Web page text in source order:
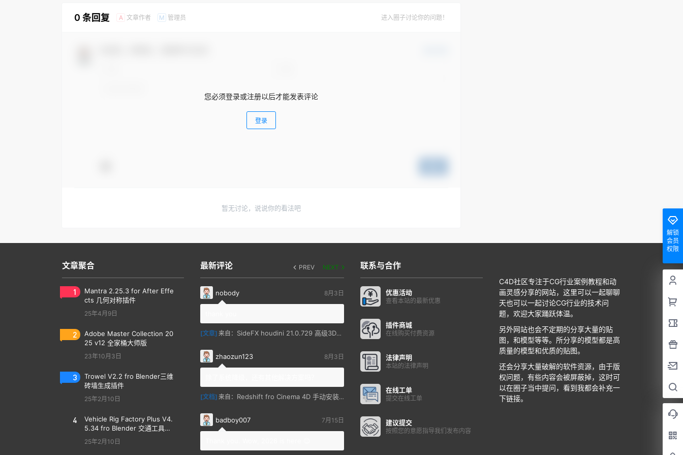
0 条回复 A 文章作者 M 管理员 进入圈子讨论你的问题！
您必须登录或注册以后才能发表评论
登录
暂无讨论，说说你的看法吧
解锁
会员
权限
文章聚合
1
Mantra 2.25.3 for After Effe
cts 几何对称插件
25年4月9日
2
Adobe Master Collection 20
25 v12 全家桶大师版
23年10月3日
3
Trowel V2.2 fro Blender三维
砖墙生成插件
25年2月10日
4
Vehicle Rig Factory Plus V4.
5.34 fro Blender 交通工具汽
车绑定插件
25年2月10日
最新评论 PREV NEXT
nobody 8月3日
[文章] 来自： SideFX houdini 21.0.729 高级3D特效软件
zhaozun123 8月3日
[文档] 来自： Redshift fro Cinema 4D 手动安装教程
badboy007 7月15日
联系与合作
优惠活动
查看本站的最新优惠
插件商城
在线购买付费资源
法律声明
本站的法律声明
在线工单
提交在线工单
建议提交
按照您的意愿指导我们发布内容
C4D社区专注于CG行业案例教程和动
画灵感分享的网站，这里可以一起聊聊
天也可以一起讨论CG行业的技术问
题，欢迎大家踊跃体温。
另外网站也会不定期的分享大量的贴
图，和模型等等。所分享的模型都是高
质量的模型和优质的贴图。
还会分享大量破解的软件资源，由于版
权问题，有些内容会被屏蔽掉，这时可
以在圈子当中提问，看到我都会补充一
下链接。